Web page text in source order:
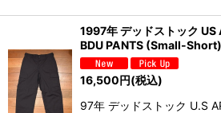
1997年 デッドストック
BDU PANTS (Small-
16,500円(税込)
97年 デッドストック U.S